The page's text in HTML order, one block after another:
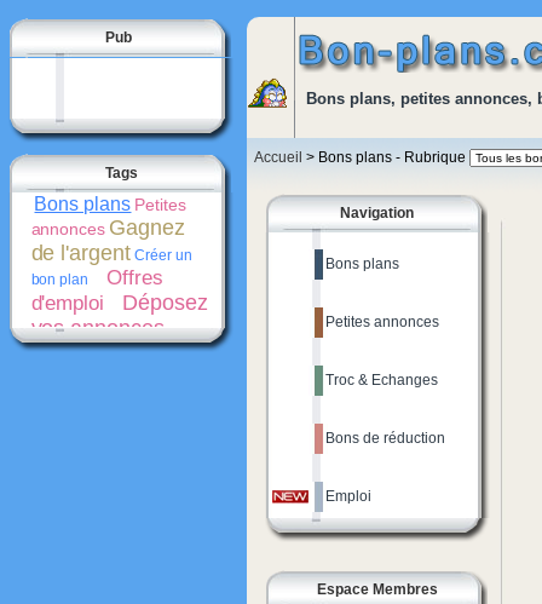
Pub
Tags
Bons plans Petites
annonces Gagnez
de l'argent Créer un
bon plan
Offres
d'emploi
Déposez
vos annonces
gratuitement
Bons
Bons plans, petites
Accueil > Bons plans - Rubrique
Navigation
Bons plans
Petites annonces
Troc & Echanges
Bons de réduction
Emploi
Espace Membres